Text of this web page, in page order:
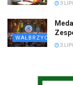
3
WAŁBRZYCH
3